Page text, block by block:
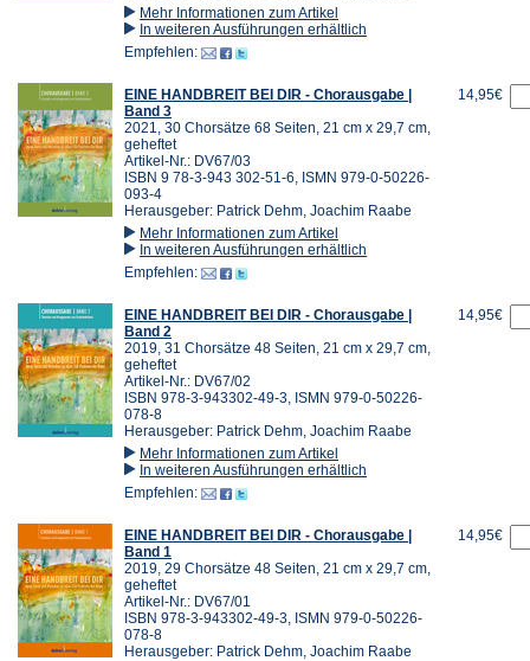
Mehr Informationen zum Artikel
In weiteren Ausführungen erhältlich
Empfehlen:
EINE HANDBREIT BEI DIR - Chorausgabe |
Band 3
2021, 30 Chorsätze 68 Seiten, 21 cm x 29,7 cm,
geheftet
Artikel-Nr.: DV67/03
ISBN 9 78-3-943 302-51-6, ISMN 979-0-50226-
093-4
Herausgeber: Patrick Dehm, Joachim Raabe
Mehr Informationen zum Artikel
In weiteren Ausführungen erhältlich
Empfehlen:
14,95€
EINE HANDBREIT BEI DIR - Chorausgabe |
Band 2
2019, 31 Chorsätze 48 Seiten, 21 cm x 29,7 cm,
geheftet
Artikel-Nr.: DV67/02
ISBN 978-3-943302-49-3, ISMN 979-0-50226-
078-8
Herausgeber: Patrick Dehm, Joachim Raabe
Mehr Informationen zum Artikel
In weiteren Ausführungen erhältlich
Empfehlen:
14,95€
EINE HANDBREIT BEI DIR - Chorausgabe |
Band 1
2019, 29 Chorsätze 48 Seiten, 21 cm x 29,7 cm,
geheftet
Artikel-Nr.: DV67/01
ISBN 978-3-943302-49-3, ISMN 979-0-50226-
078-8
Herausgeber: Patrick Dehm, Joachim Raabe
14,95€